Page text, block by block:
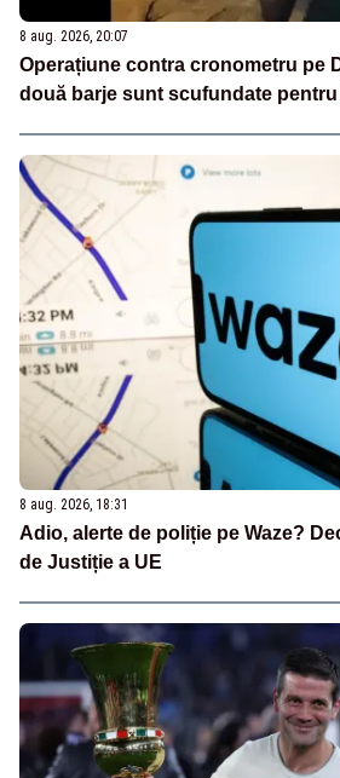
8 aug. 2026, 20:07
Operațiune contra cronometru pe
două barje sunt scufundate
8 aug. 2026, 18:31
Adio, alerte de poliție pe Waze?
de Justiție a UE